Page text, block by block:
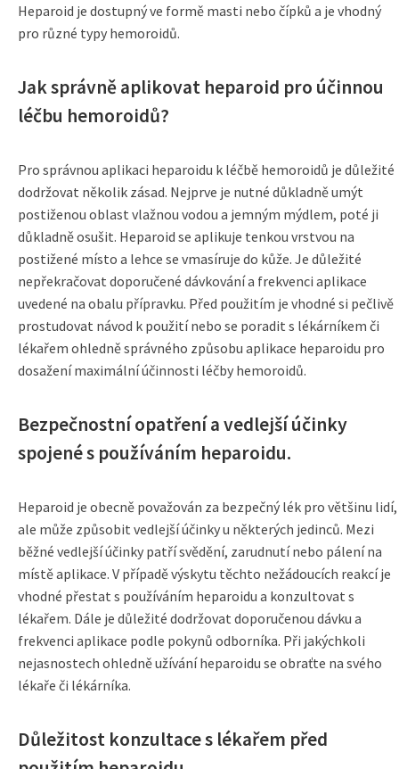
Heparoid je dostupný ve formě masti nebo čípků a je vhodný
pro různé typy hemoroidů.
Jak správně aplikovat heparoid pro účinnou
léčbu hemoroidů?
Pro správnou aplikaci heparoidu k léčbě hemoroidů je důležité
dodržovat několik zásad. Nejprve je nutné důkladně umýt
postiženou oblast vlažnou vodou a jemným mýdlem, poté ji
důkladně osušit. Heparoid se aplikuje tenkou vrstvou na
postižené místo a lehce se vmasíruje do kůže. Je důležité
nepřekračovat doporučené dávkování a frekvenci aplikace
uvedené na obalu přípravku. Před použitím je vhodné si pečlivě
prostudovat návod k použití nebo se poradit s lékárníkem či
lékařem ohledně správného způsobu aplikace heparoidu pro
dosažení maximální účinnosti léčby hemoroidů.
Bezpečnostní opatření a vedlejší účinky
spojené s používáním heparoidu.
Heparoid je obecně považován za bezpečný lék pro většinu lidí,
ale může způsobit vedlejší účinky u některých jedinců. Mezi
běžné vedlejší účinky patří svědění, zarudnutí nebo pálení na
místě aplikace. V případě výskytu těchto nežádoucích reakcí je
vhodné přestat s používáním heparoidu a konzultovat s
lékařem. Dále je důležité dodržovat doporučenou dávku a
frekvenci aplikace podle pokynů odborníka. Při jakýchkoli
nejasnostech ohledně užívání heparoidu se obraťte na svého
lékaře či lékárníka.
Důležitost konzultace s lékařem před